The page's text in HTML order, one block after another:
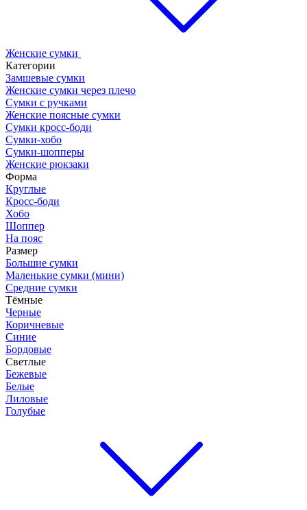
Женские сумки
Категории
Замшевые сумки
Женские сумки через плечо
Сумки с ручками
Женские поясные сумки
Сумки кросс-боди
Сумки-хобо
Сумки-шопперы
Женские рюкзаки
Форма
Круглые
Кросс-боди
Хобо
Шоппер
На пояс
Размер
Большие сумки
Маленькие сумки (мини)
Средние сумки
Тёмные
Черные
Коричневые
Синие
Бордовые
Светлые
Бежевые
Белые
Лиловые
Голубые